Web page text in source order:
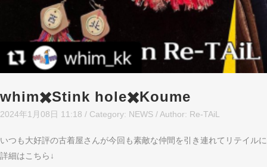
whim✖️Stink hole✖️Koume
2024年1月08日 11:18 / Category: NEWS / Author: Re-TAiL
いつも大好評の古着屋さんが今回も素敵な仲間を引き連れてリテイル
詳細はこちら↓